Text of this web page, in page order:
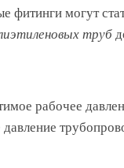
фитинги могут
труб
рабочее
давление